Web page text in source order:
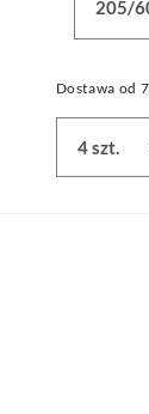
Dostawa od